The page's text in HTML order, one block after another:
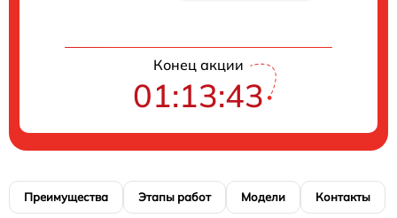
Конец акции
01:13:43
Преимущества Этапы работ Модели Контакты